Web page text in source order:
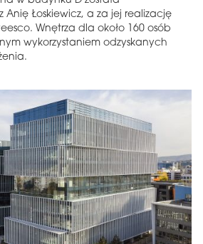
Anię Łoskiewicz, a za jej realizację
Wnętrza dla około 160 osób
wykorzystaniem odzyskanych